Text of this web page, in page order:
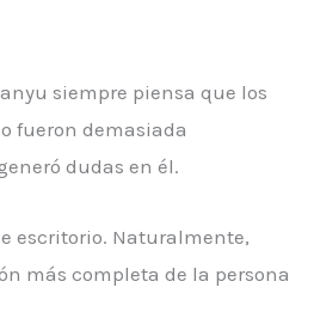
siempre piensa que los
fueron demasiada
dudas en él.
escritorio. Naturalmente,
más completa de la persona